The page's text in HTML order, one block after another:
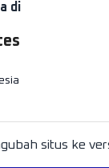
di
situs ke